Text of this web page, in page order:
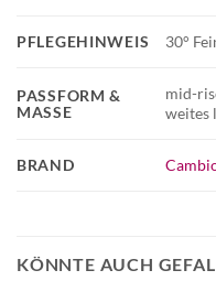
BRAND
PFLEGEHINWEIS 30°
PASSFORM &
MASSE
mid-
weites
KÖNNTE AUCH